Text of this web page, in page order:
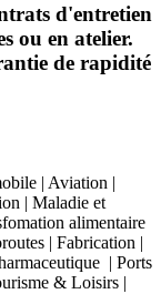
d'entretien
ou en atelier.
de rapidité
| Aviation |
| Maladie et
alimentaire
| Fabrication |
| Ports
& Loisirs |